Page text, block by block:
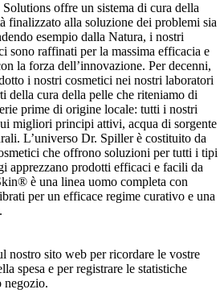
offre un sistema di cura della
finalizzato alla soluzione dei problemi sia
esempio dalla Natura, i nostri
sono raffinati per la massima efficacia e
la forza dell’innovazione. Per decenni,
i nostri cosmetici nei nostri laboratori
della cura della pelle che riteniamo di
prime di origine locale: tutti i nostri
migliori principi attivi, acqua di sorgente
L’universo Dr. Spiller è costituito da
che offrono soluzioni per tutti i tipi
apprezzano prodotti efficaci e facili da
è una linea uomo completa con
per un efficace regime curativo e una
nostro sito web per ricordare le vostre
spesa e per registrare le statistiche
negozio.